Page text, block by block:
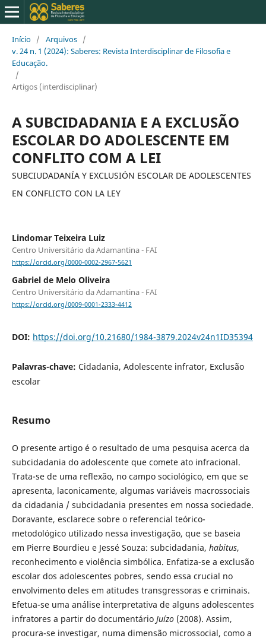
Início / Arquivos /
v. 24 n. 1 (2024): Saberes: Revista Interdisciplinar de Filosofia e
Educação.
/
Artigos (interdisciplinar)
A SUBCIDADANIA E A EXCLUSÃO
ESCOLAR DO ADOLESCENTE EM
CONFLITO COM A LEI
SUBCIUDADANÍA Y EXCLUSIÓN ESCOLAR DE ADOLESCENTES
EN CONFLICTO CON LA LEY
Lindomar Teixeira Luiz
Centro Universitário da Adamantina - FAI
https://orcid.org/0000-0002-2967-5621
Gabriel de Melo Oliveira
Centro Universitário da Adamantina - FAI
https://orcid.org/0009-0001-2333-4412
DOI: https://doi.org/10.21680/1984-3879.2024v24n1ID35394
Palavras-chave: Cidadania, Adolescente infrator, Exclusão
escolar
Resumo
O presente artigo é o resultado de uma pesquisa acerca da
subcidadania do adolescente que comete ato infracional.
Trata-se de uma reflexão, no campo sociológico, em que se
apresenta, laconicamente, algumas variáveis macrossociais
da cidadania / subcidadania presentes em nossa sociedade.
Doravante, esclarece sobre o referencial teórico-
metodológico utilizado nessa investigação, que se baseia
em Pierre Bourdieu e Jessé Souza: subcidadania, habitus,
reconhecimento e violência simbólica. Enfatiza-se a exclusão
escolar dos adolescentes pobres, sendo essa crucial no
envolvimento deles em atitudes transgressoras e criminais.
Efetua-se uma análise interpretativa de alguns adolescentes
infratores a partir do documentário Juízo (2008). Assim,
procura-se investigar, numa dimensão microssocial, como a